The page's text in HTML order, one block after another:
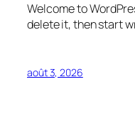
Welcome to
delete it, then start
août 3, 2026